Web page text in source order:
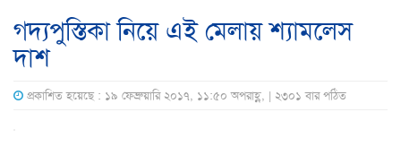
গদ্যপুস্তিকা নিয়ে এই মেলায় শ্যামলেস
দাশ
প্রকাশিত হয়েছে : ১৯ ফেব্রুয়ারি ২০১৭, ১১:৫০ অপরাহ্ণ, | ২৩০১ বার পঠিত